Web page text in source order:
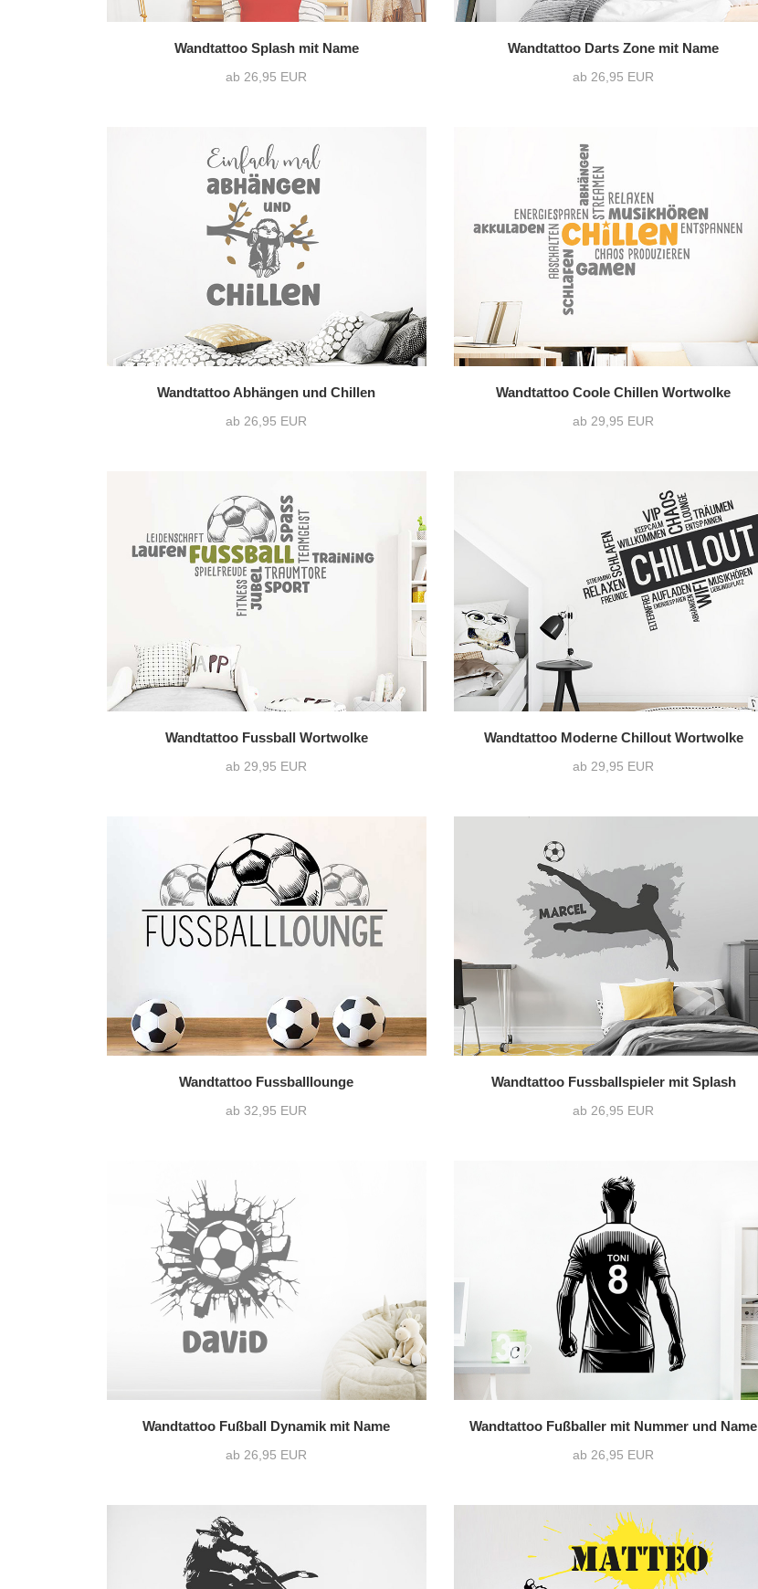
Wandtattoo Splash mit Name
ab 26,95 EUR
Wandtattoo Darts Zone mit Name
ab 26,95 EUR
Wandtattoo Abhängen und Chillen
ab 26,95 EUR
Wandtattoo Coole Chillen Wortwolke
ab 29,95 EUR
Wandtattoo Fussball Wortwolke
ab 29,95 EUR
Wandtattoo Moderne Chillout Wortwolke
ab 29,95 EUR
Wandtattoo Fussballlounge
ab 32,95 EUR
Wandtattoo Fussballspieler mit Splash
ab 26,95 EUR
Wandtattoo Fußball Dynamik mit Name
ab 26,95 EUR
Wandtattoo Fußballer mit Nummer und Name
ab 26,95 EUR